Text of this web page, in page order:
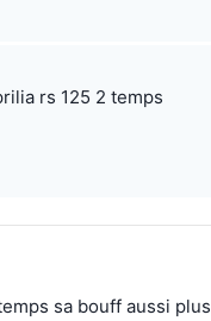
rs 125 2 temps
sa bouff aussi plus